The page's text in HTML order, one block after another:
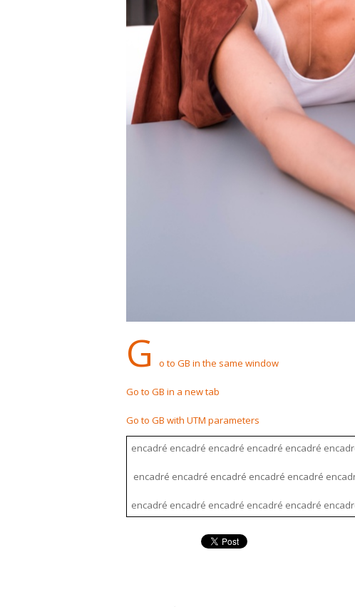
G o to GB in the same window
Go to GB in a new tab
Go to GB with UTM parameters
encadré encadré encadré encadré encadré
encadré encadré encadré encadré encadré
encadré encadré encadré encadré encadré